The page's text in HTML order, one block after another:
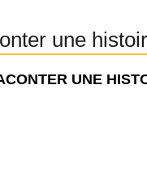
une
UNE